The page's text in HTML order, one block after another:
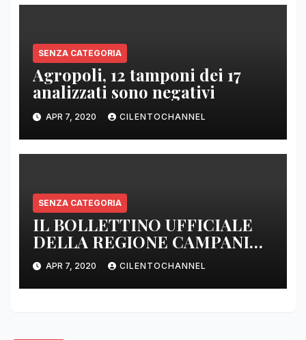
SENZA CATEGORIA
Agropoli, 12 tamponi dei 17
analizzati sono negativi
APR 7, 2020 CILENTOCHANNEL
SENZA CATEGORIA
IL BOLLETTINO UFFICIALE
DELLA REGIONE CAMPANIA
DELLE ORE 22.00
APR 7, 2020 CILENTOCHANNEL